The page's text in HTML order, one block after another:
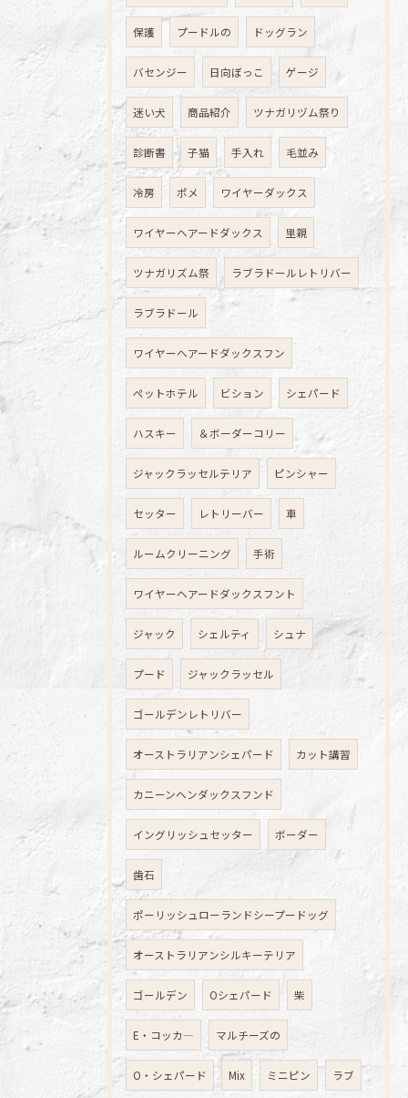
保護 プードルの ドッグラン
バセンジー 日向ぼっこ ゲージ
迷い犬 商品紹介 ツナガリヅム祭り
診断書 子猫 手入れ 毛並み
冷房 ポメ ワイヤーダックス
ワイヤーヘアードダックス 里親
ツナガリズム祭 ラブラドールレトリバー
ラブラドール
ワイヤーヘアードダックスフン
ペットホテル ビション シェパード
ハスキー ＆ボーダーコリー
ジャックラッセルテリア ピンシャー
セッター レトリーバー 車
ルームクリーニング 手術
ワイヤーヘアードダックスフント
ジャック シェルティ シュナ
プード ジャックラッセル
ゴールデンレトリバー
オーストラリアンシェパード カット講習
カニーンヘンダックスフンド
イングリッシュセッター ボーダー
歯石
ポーリッシュローランドシープードッグ
オーストラリアンシルキーテリア
ゴールデン Oシェパード 柴
E・コッカ― マルチーズの
O・シェパード Mix ミニピン ラブ